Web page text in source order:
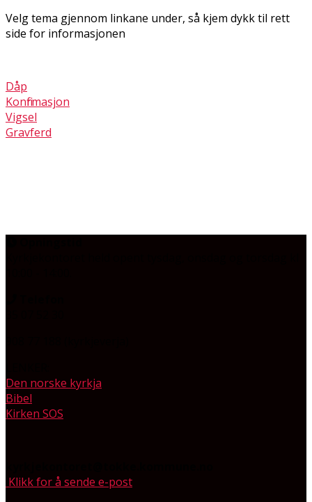
Velg tema gjennom linkane under, så kjem dykk til rett
side for informasjonen
Dåp
Konfirmasjon
Vigsel
Gravferd
Den norske kyrkja
Bibel
Kirken SOS
Klikk for å sende e-post